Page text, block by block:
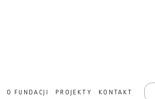
O FUNDACJI PROJEKTY KONTAKT